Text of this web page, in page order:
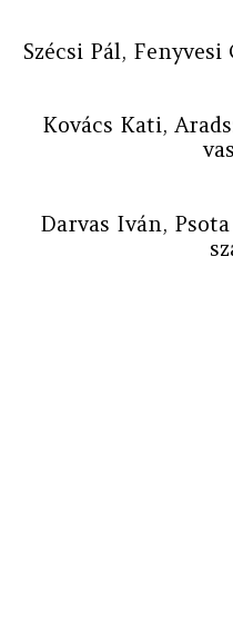
Szécsi Pál,
Kovács Kati,
Darvas Iván,